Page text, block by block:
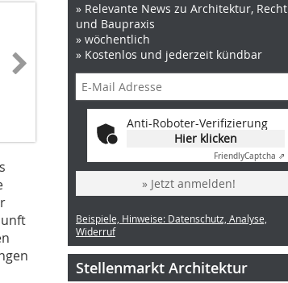
» Relevante News zu Architektur, Recht
und Baupraxis
» wöchentlich
» Kostenlos und jederzeit kündbar
Anti-Roboter-Verifizierung
Hier klicken
FriendlyCaptcha ⇗
» Jetzt anmelden!
Beispiele, Hinweise: Datenschutz, Analyse,
Widerruf
Stellenmarkt Architektur